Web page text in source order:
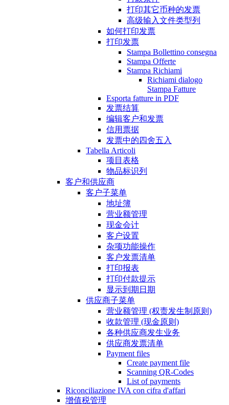
打印其它币种的发票
高级输入文件类型列
如何打印发票
打印发票
Stampa Bollettino consegna
Stampa Offerte
Stampa Richiami
Richiami dialogo
Stampa Fatture
Esporta fatture in PDF
发票结算
编辑客户和发票
信用票据
发票中的四舍五入
Tabella Articoli
项目表格
物品标识列
客户和供应商
客户子菜单
地址簿
营业额管理
现金会计
客户设置
杂项功能操作
客户发票清单
打印报表
打印付款提示
显示到期日期
供应商子菜单
营业额管理 (权责发生制原则)
收款管理 (现金原则)
各种供应商发生业务
供应商发票清单
Payment files
Create payment file
Scanning QR-Codes
List of payments
Riconciliazione IVA con cifra d'affari
增值税管理